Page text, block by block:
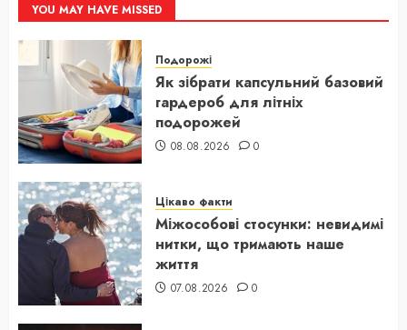
YOU MAY HAVE MISSED
Подорожі
Як зібрати капсульний базовий
гардероб для літніх
подорожей
08.08.2026 0
Цікаво факти
Міжособові стосунки: невидимі
нитки, що тримають наше
життя
07.08.2026 0